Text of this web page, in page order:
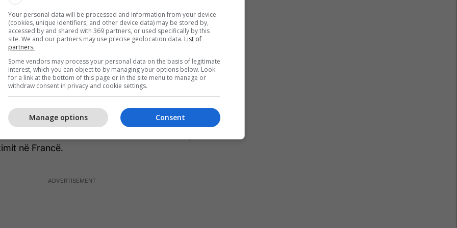
se e kanë ditur se Abdeslam në fillim të vitit
me të dyshuarin për organizimin e sulmit
Abaud i cili ka qenë figurë e
transmeton AFP.
e ka ditur se policia belge ka ndaluar së hetuari
vëllain e tij Brahim gjashtë muaj para sulmeve të
konsideruar të dyshuarit kryesor për
më 18 mars në Bruksel ndërsa tash po
në Francë.
Your personal data will be processed and information from your device
(cookies, unique identifiers, and other device data) may be stored by,
accessed by and shared with 369 partners, or used specifically by this
site. We and our partners may use precise geolocation data. List of
partners.
Some vendors may process your personal data on the basis of legitimate
interest, which you can object to by managing your options below. Look
for a link at the bottom of this page or in the site menu to manage or
withdraw consent in privacy and cookie settings.
Consent
Manage options